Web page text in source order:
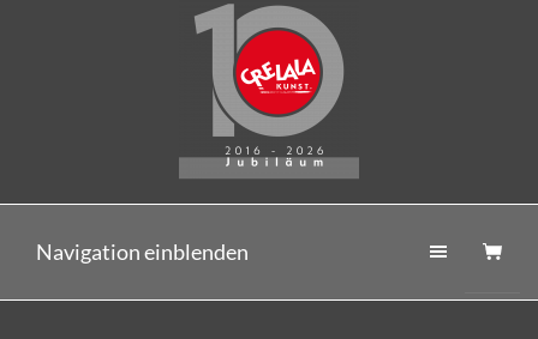
Navigation einblenden